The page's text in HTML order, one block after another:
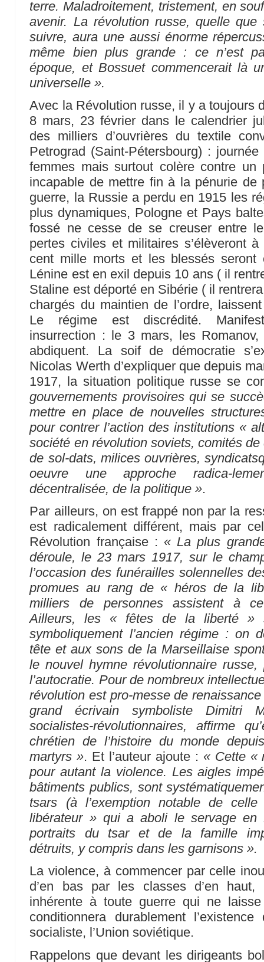
terre. Maladroitement, tristement, en
avenir. La révolution russe, quelle
suivre, aura une aussi énorme
même bien plus grande : ce n’est
époque, et Bossuet commencerait là
universelle ».
Avec la Révolution russe, il y a toujours
8 mars, 23 février dans le calendrier
des milliers d’ouvrières du textile
Petrograd (Saint-Pétersbourg) :
femmes mais surtout colère contre
incapable de mettre fin à la pénurie de
guerre, la Russie a perdu en 1915 les
plus dynamiques, Pologne et Pays
fossé ne cesse de se creuser entre
pertes civiles et militaires s’élèveront
cent mille morts et les blessés seront
Lénine est en exil depuis 10 ans ( il
Staline est déporté en Sibérie ( il
chargés du maintien de l’ordre,
Le régime est discrédité.
insurrection : le 3 mars, les
abdiquent. La soif de démocratie
Nicolas Werth d’expliquer que depuis
1917, la situation politique russe se
gouvernements provisoires qui se
mettre en place de nouvelles
pour contrer l’action des institutions «
société en révolution soviets, comités de
de sol-dats, milices ouvrières, syndicats
oeuvre une approche radica-
décentralisée, de la politique ».
Par ailleurs, on est frappé non par la
est radicalement différent, mais par
Révolution française : « La plus
déroule, le 23 mars 1917, sur le
l’occasion des funérailles solennelles
promues au rang de « héros de la
milliers de personnes assistent à
Ailleurs, les « fêtes de la liberté »
symboliquement l’ancien régime : on
tête et aux sons de la Marseillaise
le nouvel hymne révolutionnaire
l’autocratie. Pour de nombreux
révolution est pro-messe de
grand écrivain symboliste Dimitri
socialistes-révolutionnaires, affirme
chrétien de l’histoire du monde
martyrs ». Et l’auteur ajoute : « Cette «
pour autant la violence. Les aigles
bâtiments publics, sont
tsars (à l’exemption notable de
libérateur » qui a aboli le servage en
portraits du tsar et de la famille
détruits, y compris dans les garnisons ».
La violence, à commencer par celle
d’en bas par les classes d’en
inhérente à toute guerre qui ne
conditionnera durablement
socialiste, l’Union soviétique.
Rappelons que devant les dirigeants